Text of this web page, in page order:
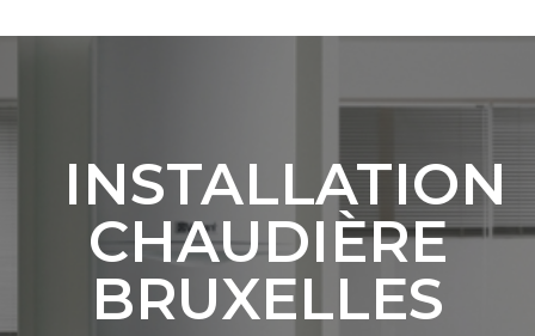
INSTALLATION
CHAUDIÈRE
BRUXELLES